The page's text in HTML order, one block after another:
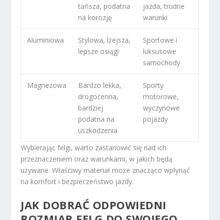
tańsza, podatna
na korozję
jazda, trudne
warunki
Aluminiowa
Stylowa, lżejsza,
lepsze osiągi
Sportowe i
luksusowe
samochody
Magnezowa
Bardzo lekka,
drogocenna,
bardziej
podatna na
uszkodzenia
Sporty
motorowe,
wyczynowe
pojazdy
Wybierając felgi, warto zastanowić się nad ich
przeznaczeniem oraz warunkami, w jakich będą
używane. Właściwy materiał może znacząco wpłynąć
na komfort i bezpieczeństwo jazdy.
JAK DOBRAĆ ODPOWIEDNI